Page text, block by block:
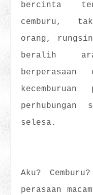
bercinta
cemburu,
orang,
beralih
berperasaan
perhubungan
selesa.
Aku?
perasaan